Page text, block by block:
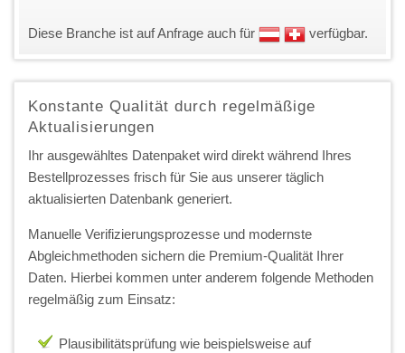
Diese Branche ist auf Anfrage auch für verfügbar.
Konstante Qualität durch regelmäßige
Aktualisierungen
Ihr ausgewähltes Datenpaket wird direkt während Ihres
Bestellprozesses frisch für Sie aus unserer täglich
aktualisierten Datenbank generiert.
Manuelle Verifizierungsprozesse und modernste
Abgleichmethoden sichern die Premium-Qualität Ihrer
Daten. Hierbei kommen unter anderem folgende Methoden
regelmäßig zum Einsatz:
Plausibilitätsprüfung wie beispielsweise auf